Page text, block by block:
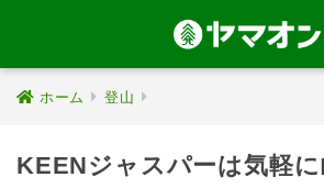
ホーム 登山
KEENジャスパーは気軽